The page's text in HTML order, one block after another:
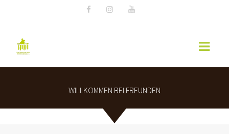
WILLKOMMEN BEI FREUNDEN